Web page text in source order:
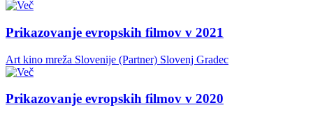
Prikazovanje evropskih filmov v 2021
Art kino mreža Slovenije (Partner) Slovenj Gradec
Prikazovanje evropskih filmov v 2020